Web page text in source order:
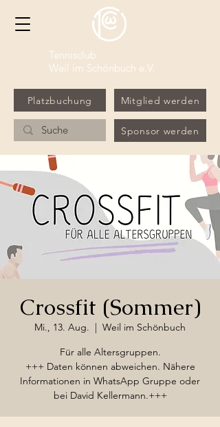
Tennisclub
Weil im Schönbuch e.V.
Platzbuchung Mitglied werden
Sponsor werden
Crossfit (Sommer)
Mi., 13. Aug.
  |
Weil im Schönbuch
Für alle Altersgruppen.
+++ Daten können abweichen. Nähere
Informationen in WhatsApp Gruppe oder
bei David Kellermann.+++